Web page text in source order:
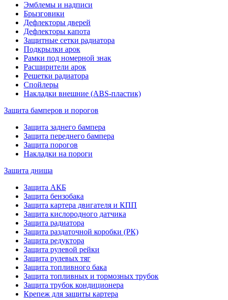
Эмблемы и надписи
Брызговики
Дефлекторы дверей
Дефлекторы капота
Защитные сетки радиатора
Подкрылки арок
Рамки под номерной знак
Расширители арок
Решетки радиатора
Спойлеры
Накладки внешние (ABS-пластик)
Защита бамперов и порогов
Защита заднего бампера
Защита переднего бампера
Защита порогов
Накладки на пороги
Защита днища
Защита АКБ
Защита бензобака
Защита картера двигателя и КПП
Защита кислородного датчика
Защита радиатора
Защита раздаточной коробки (РК)
Защита редуктора
Защита рулевой рейки
Защита рулевых тяг
Защита топливного бака
Защита топливных и тормозных трубок
Защита трубок кондиционера
Крепеж для защиты картера